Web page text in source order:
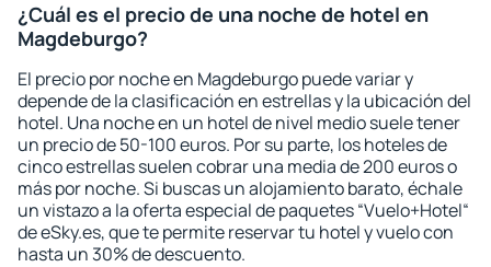
¿Cuál es el precio de una noche de hotel en
Magdeburgo?
El precio por noche en Magdeburgo puede variar y
depende de la clasificación en estrellas y la ubicación del
hotel. Una noche en un hotel de nivel medio suele tener
un precio de 50-100 euros. Por su parte, los hoteles de
cinco estrellas suelen cobrar una media de 200 euros o
más por noche. Si buscas un alojamiento barato, échale
un vistazo a la oferta especial de paquetes “Vuelo+Hotel“
de eSky.es, que te permite reservar tu hotel y vuelo con
hasta un 30% de descuento.